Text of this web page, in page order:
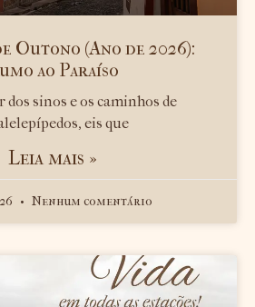
Outono (Ano de 2026):
ao Paraíso
dos sinos e os caminhos de
eis que
Leia mais »
Nenhum comentário